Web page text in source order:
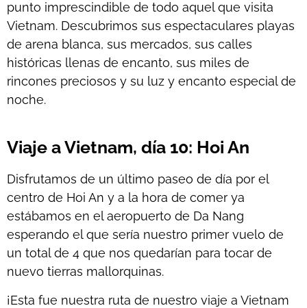
punto imprescindible de todo aquel que visita
Vietnam. Descubrimos sus espectaculares playas
de arena blanca, sus mercados, sus calles
históricas llenas de encanto, sus miles de
rincones preciosos y su luz y encanto especial de
noche.
Viaje a Vietnam, día 10: Hoi An
Disfrutamos de un último paseo de día por el
centro de Hoi An y a la hora de comer ya
estábamos en el aeropuerto de Da Nang
esperando el que sería nuestro primer vuelo de
un total de 4 que nos quedarían para tocar de
nuevo tierras mallorquinas.
¡Esta fue nuestra ruta de nuestro viaje a Vietnam